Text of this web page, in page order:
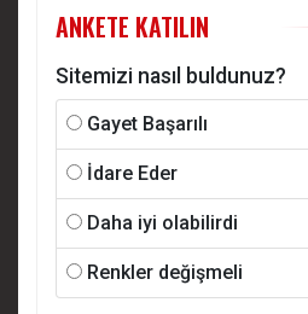
ANKETE KATILIN
Sitemizi nasıl buldunuz?
Gayet Başarılı
İdare Eder
Daha iyi olabilirdi
Renkler değişmeli